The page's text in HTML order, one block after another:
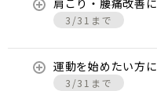
肩こり・腰痛改善
3/31まで
運動を始めたい方
3/31まで